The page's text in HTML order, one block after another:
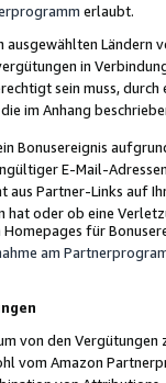
erlaubt.
ausgewählten Ländern
in
sein muss,
im Anhang
Bonusereignis
E-Mail-
aus Partner-Links auf
hat oder ob eine
für
am
von den
vom Amazon